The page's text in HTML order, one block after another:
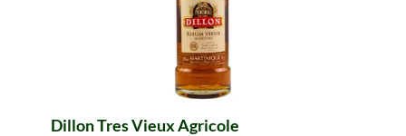
Dillon Tres Vieux Agricole